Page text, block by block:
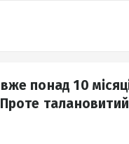
понад 10